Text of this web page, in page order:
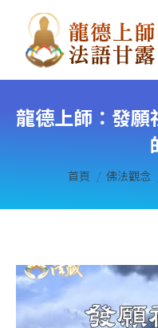
龍德上師：發
您在這裡：
首頁 佛法觀念